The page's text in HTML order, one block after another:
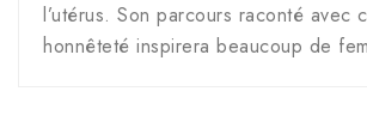
l’utérus. Son parcours raconté avec
honnêteté inspirera beaucoup de